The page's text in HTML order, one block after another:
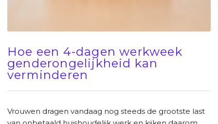
Hoe een 4-dagen werkweek
genderongelijkheid kan
verminderen
Vrouwen dragen vandaag nog steeds de grootste last